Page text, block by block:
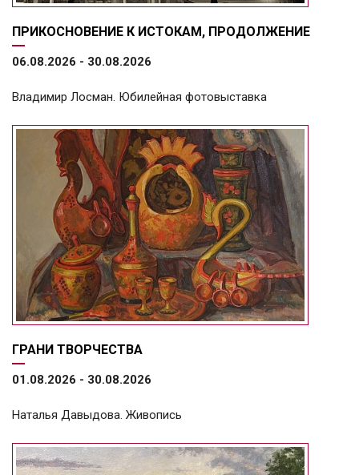
ПРИКОСНОВЕНИЕ К ИСТОКАМ, ПРОДОЛЖЕНИЕ
06.08.2026 - 30.08.2026
Владимир Лосман. Юбилейная фотовыставка
ГРАНИ ТВОРЧЕСТВА
01.08.2026 - 30.08.2026
Наталья Давыдова. Живопись